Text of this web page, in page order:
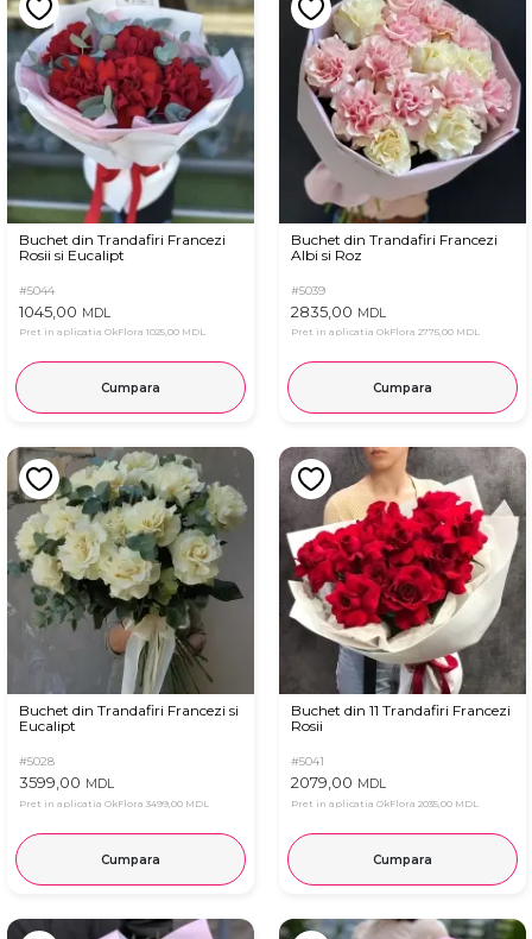
Buchet din Trandafiri Francezi
Rosii si Eucalipt
#5044
1045,00 MDL
Pret in aplicatia OkFlora 1025,00 MDL
Cumpara
Buchet din Trandafiri Francezi
Albi si Roz
#5039
2835,00 MDL
Pret in aplicatia OkFlora 2775,00 MDL
Cumpara
Buchet din Trandafiri Francezi si
Eucalipt
#5028
3599,00 MDL
Pret in aplicatia OkFlora 3499,00 MDL
Cumpara
Buchet din 11 Trandafiri Francezi
Rosii
#5041
2079,00 MDL
Pret in aplicatia OkFlora 2035,00 MDL
Cumpara